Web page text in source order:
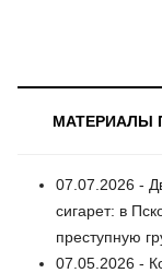
МАТЕРИАЛЫ
07.07.2026 -
сигарет: в
преступную
07.05.2026 -